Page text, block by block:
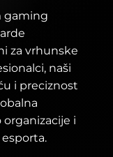
gaming
za vrhunske
naši
i preciznost
i